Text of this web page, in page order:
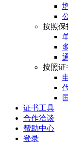
按照保
按照证
证书工具
合作洽谈
帮助中心
登录